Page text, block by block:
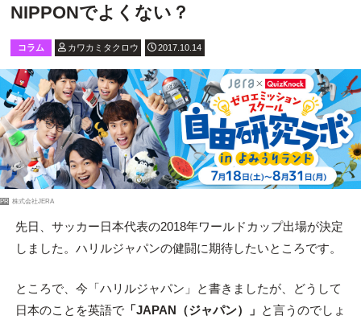
NIPPONでよくない？
コラム カワカミタクロウ 2017.10.14
PR 株式会社JERA
先日、サッカー日本代表の2018年ワールドカップ出場が決定
しました。ハリルジャパンの健闘に期待したいところです。
ところで、今「ハリルジャパン」と書きましたが、どうして
日本のことを英語で「JAPAN（ジャパン）」 と言うのでしょ